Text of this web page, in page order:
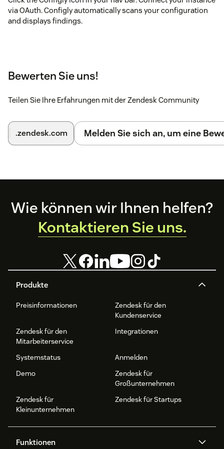
via OAuth. Configly automatically scans your configuration
and displays findings.
Bewerten Sie uns!
Teilen Sie Ihre Erfahrungen mit der Zendesk Community
.zendesk.com Melden Sie sich an, um eine
Footer
Produkte
Preisinformationen
Zendesk für den
Kundenservice
Zendesk für den
Mitarbeiterservice
Integrationen
Systemstatus
Anmelden
Demo
Zendesk für
Großunternehmen
Zendesk für
Kleinunternehmen
Zendesk für Startups
Funktionen
Wie können wir Ihnen helfen?
Kontaktieren Sie uns.